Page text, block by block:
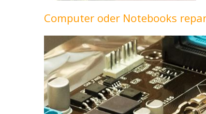
Computer oder Notebooks